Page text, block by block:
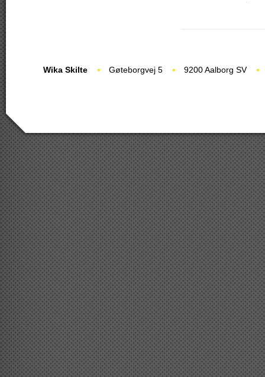
Wika Skilte Gøteborgvej 5 9200 Aalborg SV